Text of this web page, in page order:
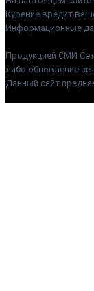
Курение вредит
Информационные
Продукцией СМИ
либо обновление
Данный сайт